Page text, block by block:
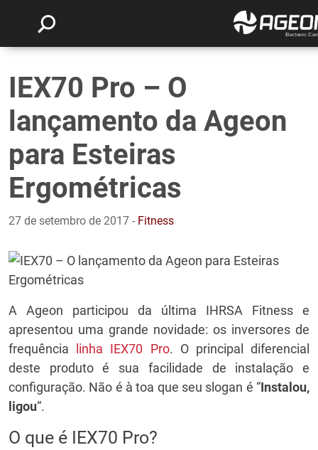
IEX70 Pro – O
lançamento da Ageon
para Esteiras
Ergométricas
27 de setembro de 2017 - Fitness
A Ageon participou da última IHRSA Fitness e
apresentou uma grande novidade: os inversores de
frequência
linha IEX70 Pro. O principal diferencial
deste produto é sua facilidade de instalação e
configuração. Não é à toa que seu slogan é “Instalou,
ligou“.
O que é IEX70 Pro?